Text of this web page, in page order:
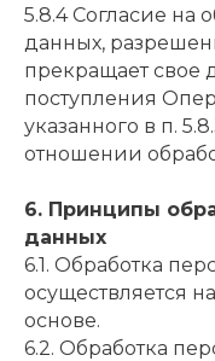
5.8.4 Согласие на
данных,
прекращает свое
поступления
указанного в п.
отношении
6. Принципы
данных
6.1. Обработка
осуществляется
основе.
6.2. Обработка